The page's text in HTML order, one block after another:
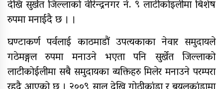
नेपाल रेडक्रसका केन्द्रीय कोषाध्यक्ष
कर्माचार्यद्वारा बाँके शाखामा भेटघाट
देखि सुर्खेत जिल्लाको वीरेन्द्रनगर नं. ९ लाटीकोइलीमा बिशेष
रुपमा मनाईदै छ । ।
घण्टाकर्ण पर्वलाई काठमाडौं उपत्यकाका नेवार समुदायले
गठेमङ्गल रुपमा मनाउने भएता पनि सुर्खेत जिल्लाको
लाटीकोईलीमा सबै समुदायका व्यक्तिहरु मिलेर मनाउने परम्परा